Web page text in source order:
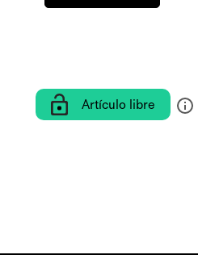
Artículo libre